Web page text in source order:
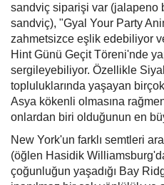
sandviç siparişi var (jalapeno
sandviç), "Gyal Your Party
zahmetsizce eşlik edebiliyor
Hint Günü Geçit Töreni'nde
sergileyebiliyor. Özellikle
topluluklarında yaşayan
Asya kökenli olmasına
onlardan biri olduğunun en
New York'un farklı semtleri
(öğlen Hasidik
çoğunluğun yaşadığı Bay